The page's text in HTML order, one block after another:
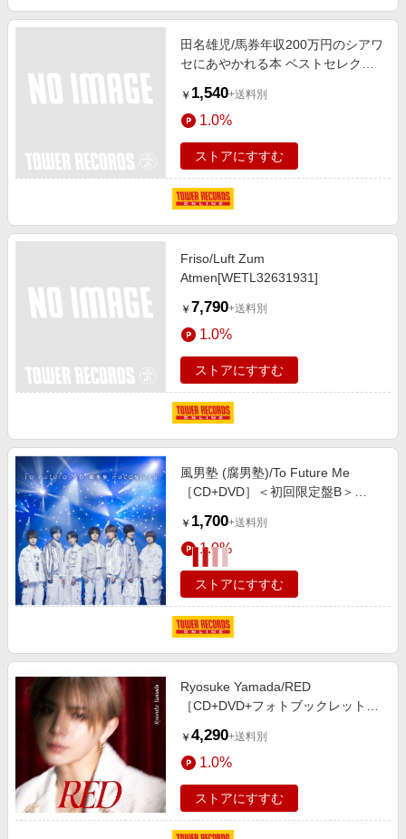
田名雄児/馬券年収200万円のシアワ
セにあやかれる本 ベストセレクト
￥ 1,540+送料別
1.0%
ストアにすすむ
Friso/Luft Zum
Atmen[WETL32631931]
￥ 7,790+送料別
1.0%
ストアにすすむ
風男塾 (腐男塾)/To Future Me
［CD+DVD］＜初回限定盤B＞
￥ 1,700+送料別
1.0%
ストアにすすむ
Ryosuke Yamada/RED
［CD+DVD+フォトブックレット］
￥ 4,290+送料別
1.0%
ストアにすすむ